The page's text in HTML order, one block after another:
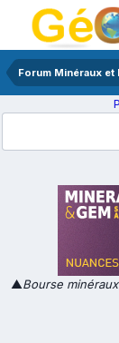
Forum Minéraux et
▲Bourse